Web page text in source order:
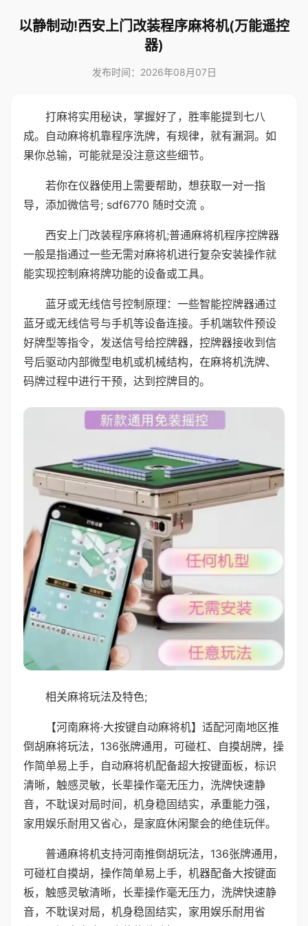
以静制动!西安上门改装程序麻将机(万能遥控
器)
发布时间：2026年08月07日
打麻将实用秘诀，掌握好了，胜率能提到七八
成。自动麻将机靠程序洗牌，有规律，就有漏洞。如
果你总输，可能就是没注意这些细节。
若你在仪器使用上需要帮助，想获取一对一指
导，添加微信号; sdf6770 随时交流 。
西安上门改装程序麻将机;普通麻将机程序控牌器
一般是指通过一些无需对麻将机进行复杂安装操作就
能实现控制麻将牌功能的设备或工具。
蓝牙或无线信号控制原理：一些智能控牌器通过
蓝牙或无线信号与手机等设备连接。手机端软件预设
好牌型等指令，发送信号给控牌器，控牌器接收到信
号后驱动内部微型电机或机械结构，在麻将机洗牌、
码牌过程中进行干预，达到控牌目的。
相关麻将玩法及特色;
【河南麻将·大按键自动麻将机】适配河南地区推
倒胡麻将玩法，136张牌通用，可碰杠、自摸胡牌，操
作简单易上手，自动麻将机配备超大按键面板，标识
清晰，触感灵敏，长辈操作毫无压力，洗牌快速静
音，不耽误对局时间，机身稳固结实，承重能力强，
家用娱乐耐用又省心，是家庭休闲聚会的绝佳玩伴。
普通麻将机支持河南推倒胡玩法，136张牌通用，
可碰杠自摸胡，操作简单易上手，机器配备大按键面
板，触感灵敏清晰，长辈操作毫无压力，洗牌快速静
音，不耽误对局，机身稳固结实，家用娱乐耐用省